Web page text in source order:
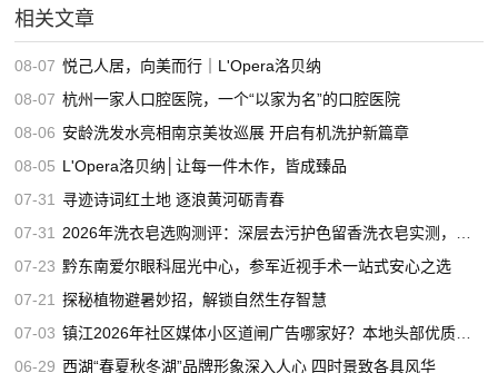
相关文章
08-07 悦己人居，向美而行｜L'Opera洛贝纳
08-07 杭州一家人口腔医院，一个“以家为名”的口腔医院
08-06 安龄洗发水亮相南京美妆巡展 开启有机洗护新篇章
08-05 L'Opera洛贝纳│让每一件木作，皆成臻品
07-31
寻迹诗词红土地 逐浪黄河砺青春
07-31
2026年洗衣皂选购测评：深层去污护色留香洗衣皂实测，适合家用的高口碑洗衣皂推荐
07-23 黔东南爱尔眼科屈光中心，参军近视手术一站式安心之选
07-21 探秘植物避暑妙招，解锁自然生存智慧
07-03 镇江2026年社区媒体小区道闸广告哪家好？本地头部优质服务商推荐
06-29 西湖“春夏秋冬湖”品牌形象深入人心 四时景致各具风华